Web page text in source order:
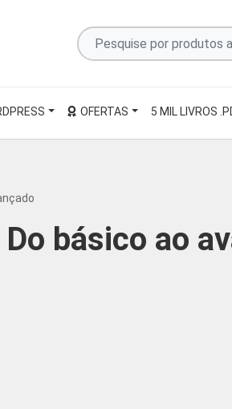
Pesquise
por
OFERTAS 5 MIL LIVROS
básico ao